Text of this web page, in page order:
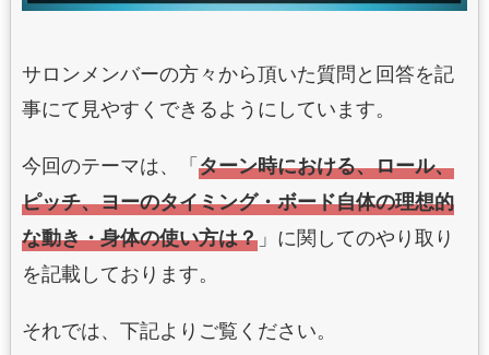
サロンメンバーの方々から頂いた質問と回答を記
事にて見やすくできるようにしています。
今回のテーマは、「ターン時における、ロール、
ピッチ、ヨーのタイミング・ボード自体の理想的
な動き・身体の使い方は？」に関してのやり取り
を記載しております。
それでは、下記よりご覧ください。